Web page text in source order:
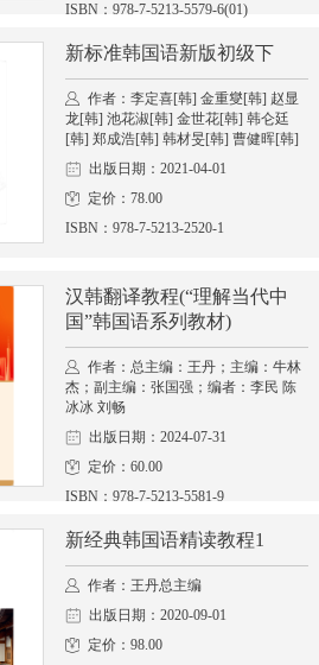
ISBN：978-7-5213-5579-6(01)
新标准韩国语新版初级下
作者：李定喜[韩] 金重燮[韩] 赵显
龙[韩] 池花淑[韩] 金世花[韩] 韩仑廷
[韩] 郑成浩[韩] 韩材旻[韩] 曹健晖[韩]
出版日期：2021-04-01
定价：78.00
ISBN：978-7-5213-2520-1
汉韩翻译教程(“理解当代中
国”韩国语系列教材)
作者：总主编：王丹；主编：牛林
杰；副主编：张国强；编者：李民 陈
冰冰 刘畅
出版日期：2024-07-31
定价：60.00
ISBN：978-7-5213-5581-9
新经典韩国语精读教程1
作者：王丹总主编
出版日期：2020-09-01
定价：98.00